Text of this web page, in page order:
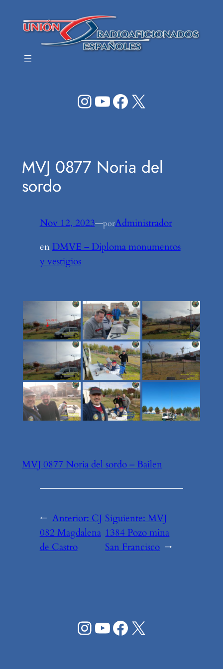
Instagram
YouTube
Facebook
X
MVJ 0877 Noria del
sordo
Nov 12, 2023—porAdministrador
enDMVE – Diploma monumentos
y vestigios
MVJ 0877 Noria del sordo – Bailen
← Anterior: CJ
082 Magdalena
de Castro
Siguiente:MVJ
1384 Pozo mina
San Francisco →
Instagram
YouTube
Facebook
X